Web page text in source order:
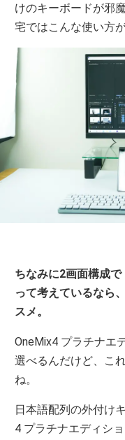
けのキーボードが邪
宅ではこんな使い方
ちなみに2画面構成
って考えているなら
スメ。
OneMix4 プラチナエ
選べるんだけど、こ
ね。
日本語配列の外付け
4 プラチナエディシ